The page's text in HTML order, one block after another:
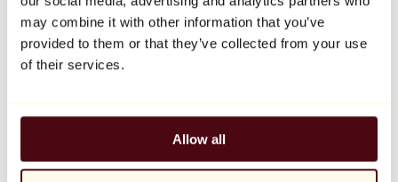
may combine it with other information that you’ve
provided to them or that they’ve collected from your use
of their services.
Allow all
Balloon Dog (Orange)
Jeff Koons
10.000 €
Artisti
Tutti i pittori